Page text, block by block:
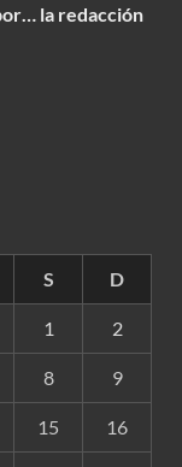
la redacción
S D
1 2
8 9
15 16